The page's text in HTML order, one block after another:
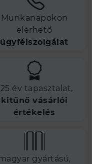
Munkanapokon
elérhető
ügyfélszolgálat
év tapasztalat,
kitűnő vásárlói
értékelés
gyártású,